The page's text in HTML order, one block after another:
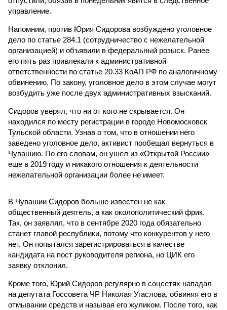
управление.
Напомним, против Юрия Сидорова возбуждено уголовное
дело по статье 284.1 (сотрудничество с нежелательной
организацией) и объявили в федеральный розыск. Ранее
его пять раз привлекали к административной
ответственности по статье 20.33 КоАП РФ по аналогичному
обвинению. По закону, уголовное дело в этом случае могут
возбудить уже после двух административных взысканий.
Сидоров уверял, что ни от кого не скрывается. Он
находился по месту регистрации в городе Новомосковск
Тульской области. Узнав о том, что в отношении него
заведено уголовное дело, активист пообещал вернуться в
Чувашию. По его словам, он ушел из «Открытой России»
еще в 2019 году и никакого отношения к деятельности
нежелательной организации более не имеет.
В Чувашии Сидоров больше известен не как
общественный деятель, а как околополитический фрик.
Так, он заявлял, что в сентябре 2020 года обязательно
станет главой республики, потому что конкурентов у него
нет. Он попытался зарегистрироваться в качестве
кандидата на пост руководителя региона, но ЦИК его
заявку отклонил.
Кроме того, Юрий Сидоров регулярно в соцсетях нападал
на депутата Госсовета ЧР Николая Угаслова, обвиняя его в
отмывании средств и называя его жуликом. После того, как